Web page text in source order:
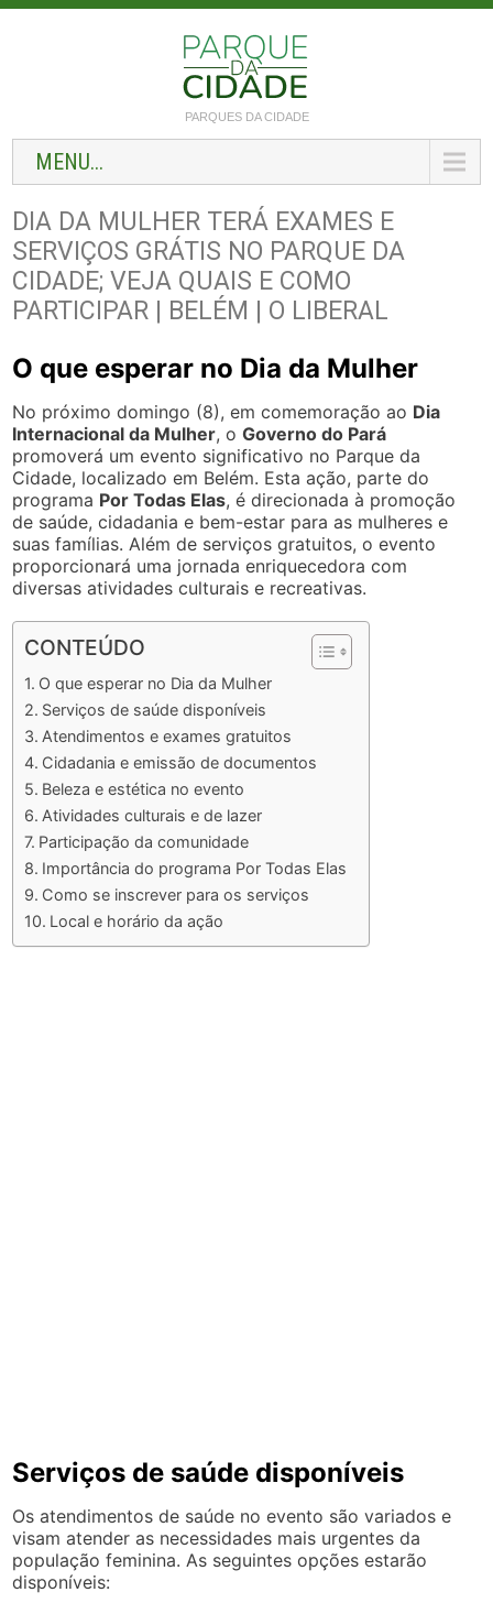
PARQUES DA CIDADE
MENU...
DIA DA MULHER TERÁ EXAMES E
SERVIÇOS GRÁTIS NO PARQUE DA
CIDADE; VEJA QUAIS E COMO
PARTICIPAR | BELÉM | O LIBERAL
O que esperar no Dia da Mulher
No próximo domingo (8), em comemoração ao Dia
Internacional da Mulher, oGoverno do Pará
promoverá um evento significativo no Parque da
Cidade, localizado em Belém. Esta ação, parte do
programa Por Todas Elas, é direcionada à promoção
de saúde, cidadania e bem-estar para as mulheres e
suas famílias. Além de serviços gratuitos, o evento
proporcionará uma jornada enriquecedora com
diversas atividades culturais e recreativas.
CONTEÚDO
O que esperar no Dia da Mulher
Serviços de saúde disponíveis
Atendimentos e exames gratuitos
Cidadania e emissão de documentos
Beleza e estética no evento
Atividades culturais e de lazer
Participação da comunidade
Importância do programa Por Todas Elas
Como se inscrever para os serviços
Local e horário da ação
Serviços de saúde disponíveis
Os atendimentos de saúde no evento são variados e
visam atender as necessidades mais urgentes da
população feminina. As seguintes opções estarão
disponíveis: